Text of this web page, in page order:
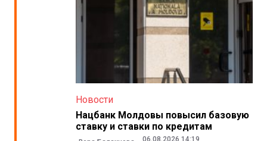
Новости
Нацбанк Молдовы повысил базовую
ставку и ставки по кредитам